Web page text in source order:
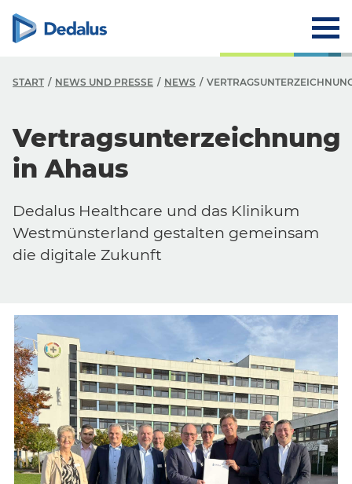
START NEWS UND PRESSE NEWS
Vertragsunterzeichnung
in Ahaus
Dedalus Healthcare und das Klinikum
Westmünsterland gestalten gemeinsam
die digitale Zukunft